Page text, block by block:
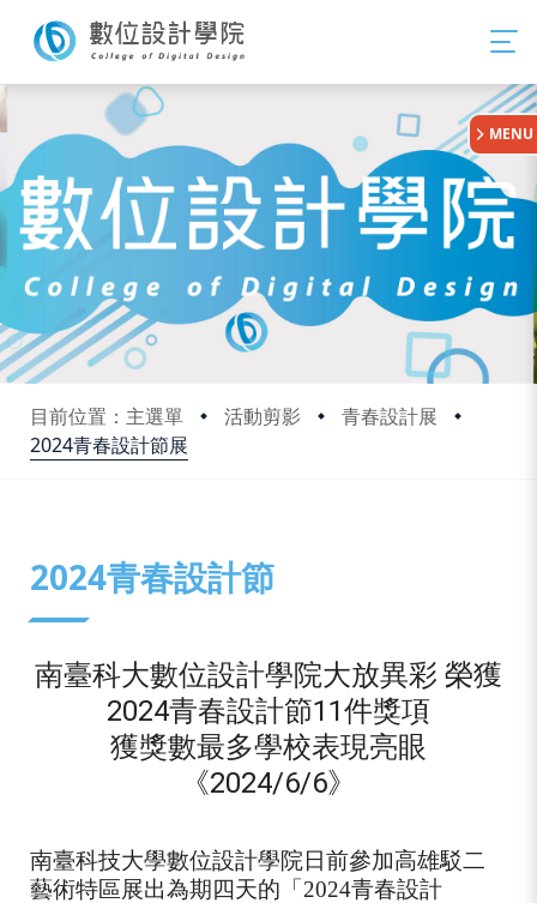
目前位置：主選單 活動剪影
青春設計展
2024青春設計節展
:::
MENU
2024青春設計節
南臺科大數位設計學院大放異彩 榮獲
2024青春設計節11件獎項
獲獎數最多學校表現亮眼
《2024/6/6》
南臺科技大學數位設計學院日前參加高雄駁二
藝術特區展出為期四天的「2024青春設計